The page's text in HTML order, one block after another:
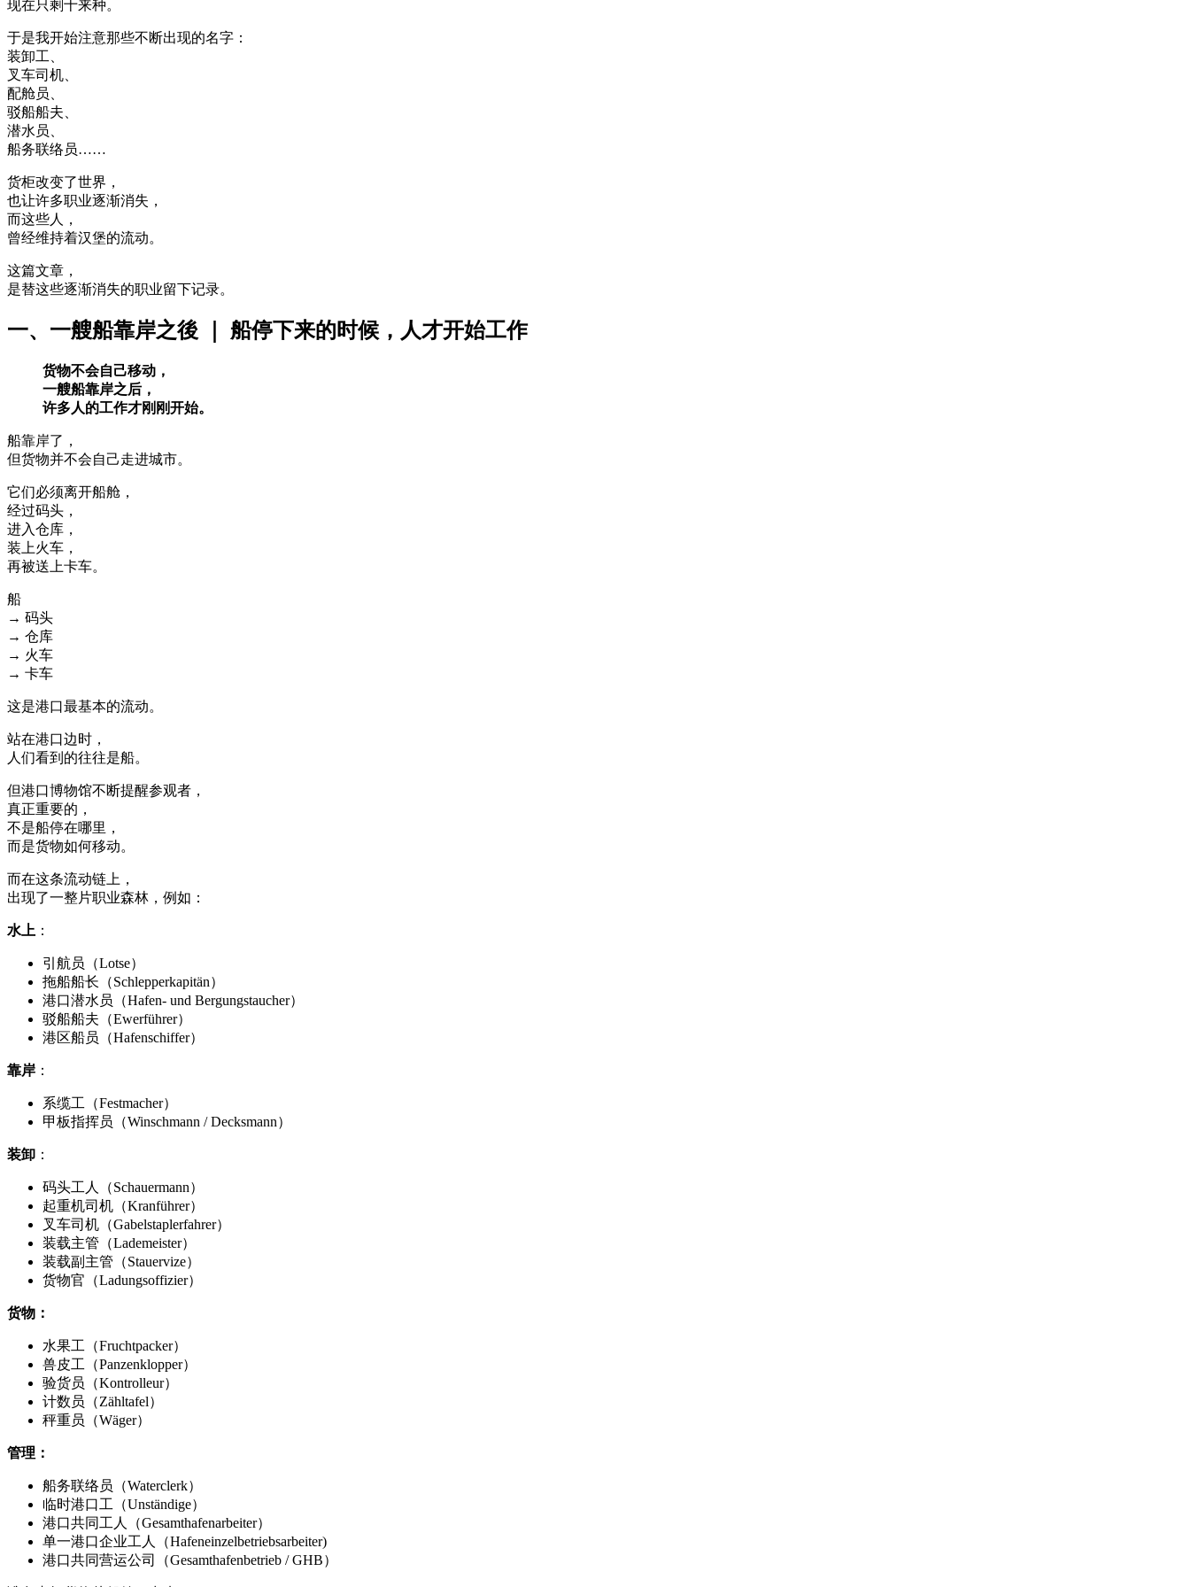
现在只剩十来种。
于是我开始注意那些不断出现的名字：
装卸工、
叉车司机、
配舱员、
驳船船夫、
潜水员、
船务联络员……
货柜改变了世界，
也让许多职业逐渐消失，
而这些人，
曾经维持着汉堡的流动。
这篇文章，
是替这些逐渐消失的职业留下记录。
一、一艘船靠岸之後 ｜ 船停下来的时候，人才开始工作
货物不会自己移动，
一艘船靠岸之后，
许多人的工作才刚刚开始。
船靠岸了，
但货物并不会自己走进城市。
它们必须离开船舱，
经过码头，
进入仓库，
装上火车，
再被送上卡车。
船
→ 码头
→ 仓库
→ 火车
→ 卡车
这是港口最基本的流动。
站在港口边时，
人们看到的往往是船。
但港口博物馆不断提醒参观者，
真正重要的，
不是船停在哪里，
而是货物如何移动。
而在这条流动链上，
出现了一整片职业森林，例如：
水上 ：
引航员（Lotse）
拖船船长（Schlepperkapitän）
港口潜水员（Hafen- und Bergungstaucher）
驳船船夫（Ewerführer）
港区船员（Hafenschiffer）
靠岸 ：
系缆工（Festmacher）
甲板指挥员（Winschmann / Decksmann）
装卸 ：
码头工人（Schauermann）
起重机司机（Kranführer）
叉车司机（Gabelstaplerfahrer）
装载主管（Lademeister）
装载副主管（Stauervize）
货物官（Ladungsoffizier）
货物：
水果工（Fruchtpacker）
兽皮工（Panzenklopper）
验货员（Kontrolleur）
计数员（Zähltafel）
秤重员（Wäger）
管理：
船务联络员（Waterclerk）
临时港口工（Unständige）
港口共同工人（Gesamthafenarbeiter）
单一港口企业工人（Hafeneinzelbetriebsarbeiter)
港口共同营运公司（Gesamthafenbetrieb / GHB）